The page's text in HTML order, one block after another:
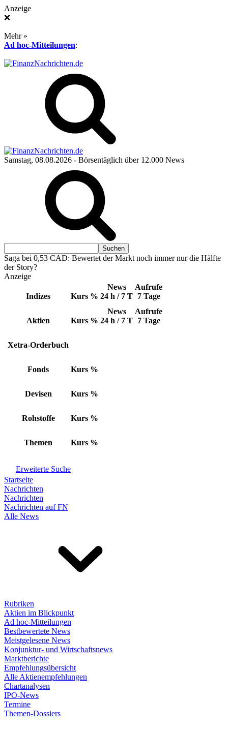
Anzeige
❌
Mehr »
Ad hoc-Mitteilungen:
Samstag, 08.08.2026 - Börsentäglich über 12.000 News
Saga bei 0,53 CAD: Bewertet der Markt noch immer nur die Hälfte
der Story?
Anzeige
Indizes Kurs %
News
24 h / 7 T
Aufrufe
7 Tage
Aktien Kurs %
News
24 h / 7 T
Aufrufe
7 Tage
Xetra-Orderbuch
Fonds Kurs %
Devisen Kurs %
Rohstoffe Kurs %
Themen Kurs %
Erweiterte Suche
Startseite
Nachrichten
Nachrichten
Nachrichten auf FN
Alle News
Rubriken
Aktien im Blickpunkt
Ad hoc-Mitteilungen
Bestbewertete News
Meistgelesene News
Konjunktur- und Wirtschaftsnews
Marktberichte
Empfehlungsübersicht
Alle Aktienempfehlungen
Chartanalysen
IPO-News
Termine
Themen-Dossiers